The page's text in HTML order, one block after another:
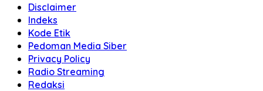
Disclaimer
Indeks
Kode Etik
Pedoman Media Siber
Privacy Policy
Radio Streaming
Redaksi